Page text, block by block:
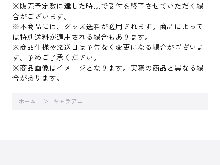
※販売予定数に達した時点で受付を終了させていただく場
合がございます。
※本商品には、グッズ送料が適用されます。商品によって
は特別送料が適用される場合もあります。
※商品仕様や発送日は予告なく変更になる場合がございま
す。予めご了承ください。
※商品画像はイメージとなります。実際の商品と異なる場
合があります。
ホーム キャラアニ